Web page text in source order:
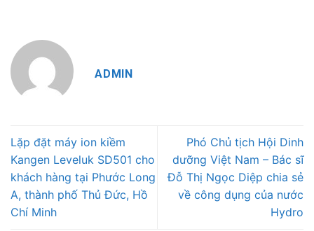
ADMIN
Lặp đặt máy ion kiềm
Kangen Leveluk SD501 cho
khách hàng tại Phước Long
A, thành phố Thủ Đức, Hồ
Chí Minh
Phó Chủ tịch Hội Dinh
dưỡng Việt Nam – Bác sĩ
Đỗ Thị Ngọc Diệp chia sẻ
về công dụng của nước
Hydro